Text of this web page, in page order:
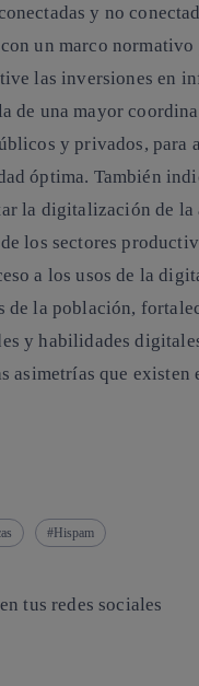
y no
un marco
las inversiones en
de una mayor
y privados, para
óptima. También
la digitalización de la
los sectores
a los usos de la
de la población,
y habilidades
asimetrías que existen
Hispam
tus redes sociales